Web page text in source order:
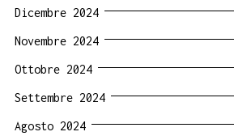
Dicembre 2024
Novembre 2024
Ottobre 2024
Settembre 2024
Agosto 2024